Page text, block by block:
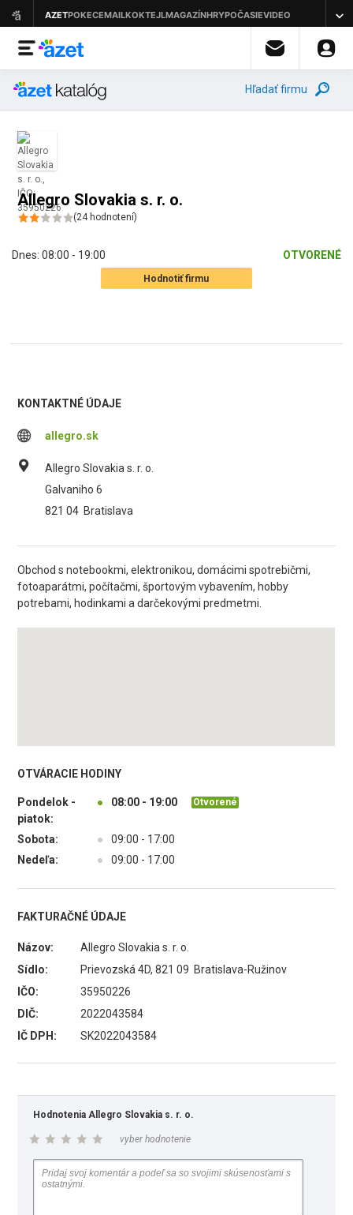
Hľadať firmu
Allegro Slovakia s. r. o.
(24hodnotení)
Dnes: 08:00 - 19:00 OTVORENÉ
Hodnotiť firmu
KONTAKTNÉ ÚDAJE
allegro.sk
Allegro Slovakia s. r. o.
Galvaniho 6
821 04 Bratislava
Obchod s notebookmi, elektronikou, domácimi spotrebičmi,
fotoaparátmi, počítačmi, športovým vybavením, hobby
potrebami, hodinkami a darčekovými predmetmi.
OTVÁRACIE HODINY
Pondelok -
piatok:
● 08:00 - 19:00 Otvorené
Sobota: ●
09:00 - 17:00
Nedeľa:
● 09:00 - 17:00
FAKTURAČNÉ ÚDAJE
Názov:
Allegro Slovakia s. r. o.
Sídlo:
Prievozská 4D, 821 09 Bratislava-Ružinov
IČO:
35950226
DIČ:
2022043584
IČ DPH:
SK2022043584
Hodnotenia Allegro Slovakia s. r. o.
vyber hodnotenie